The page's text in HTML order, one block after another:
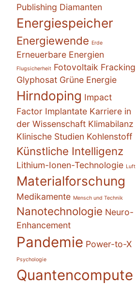
Publishing Diamanten
Energiespeicher
Energiewende Erde
Erneuerbare Energien
Flugsicherheit Fotovoltaik Fracking
Glyphosat Grüne Energie
Hirndoping Impact
Factor Implantate Karriere in
der Wissenschaft Klimabilanz
Klinische Studien Kohlenstoff
Künstliche Intelligenz
Lithium-Ionen-Technologie Luft
Materialforschung
Medikamente Mensch und Technik
Nanotechnologie Neuro-
Enhancement
Pandemie Power-to-X
Psychologie
Quantencompute